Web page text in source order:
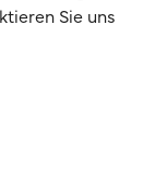
Sie uns